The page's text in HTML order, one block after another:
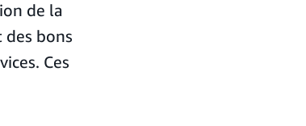
de la
bons
Ces